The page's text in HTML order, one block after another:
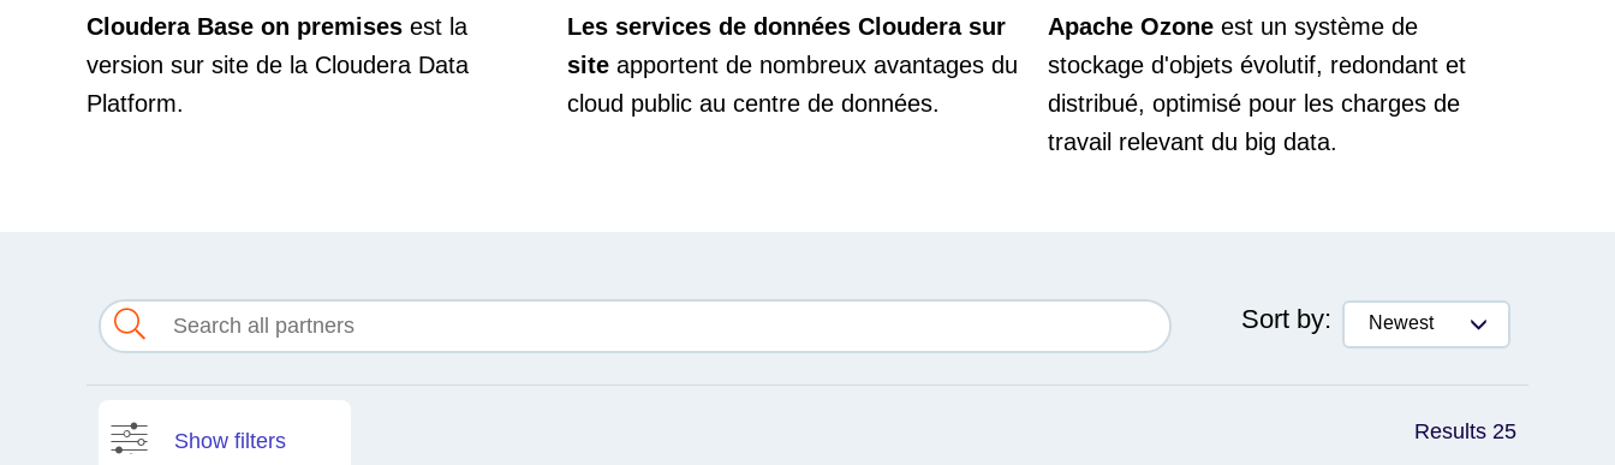
Cloudera Base on premises est la
version sur site de la Cloudera Data
Platform.
Les services de données Cloudera sur
site apportent de nombreux avantages du
cloud public au centre de données.
Apache Ozone est un système de
stockage d'objets évolutif, redondant et
distribué, optimisé pour les charges de
travail relevant du big data.
Sort by: Newest
Show filters Results 25